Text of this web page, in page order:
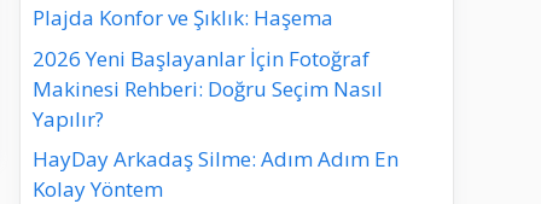
Plajda Konfor ve Şıklık: Haşema
2026 Yeni Başlayanlar İçin Fotoğraf
Makinesi Rehberi: Doğru Seçim Nasıl
Yapılır?
HayDay Arkadaş Silme: Adım Adım En
Kolay Yöntem